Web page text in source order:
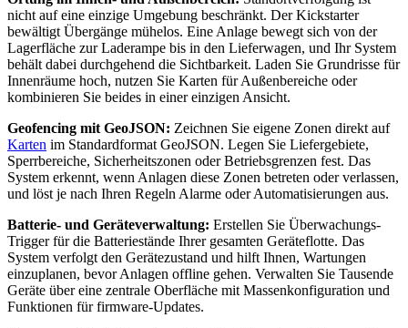
nicht auf eine einzige Umgebung beschränkt. Der Kickstarter
bewältigt Übergänge mühelos. Eine Anlage bewegt sich von der
Lagerfläche zur Laderampe bis in den Lieferwagen, und Ihr System
behält dabei durchgehend die Sichtbarkeit. Laden Sie Grundrisse für
Innenräume hoch, nutzen Sie Karten für Außenbereiche oder
kombinieren Sie beides in einer einzigen Ansicht.
Geofencing mit GeoJSON: Zeichnen Sie eigene Zonen direkt auf
Karten im Standardformat GeoJSON. Legen Sie Liefergebiete,
Sperrbereiche, Sicherheitszonen oder Betriebsgrenzen fest. Das
System erkennt, wenn Anlagen diese Zonen betreten oder verlassen,
und löst je nach Ihren Regeln Alarme oder Automatisierungen aus.
Batterie- und Geräteverwaltung: Erstellen Sie Überwachungs-
Trigger für die Batteriestände Ihrer gesamten Geräteflotte. Das
System verfolgt den Gerätezustand und hilft Ihnen, Wartungen
einzuplanen, bevor Anlagen offline gehen. Verwalten Sie Tausende
Geräte über eine zentrale Oberfläche mit Massenkonfiguration und
Funktionen für firmware-Updates.